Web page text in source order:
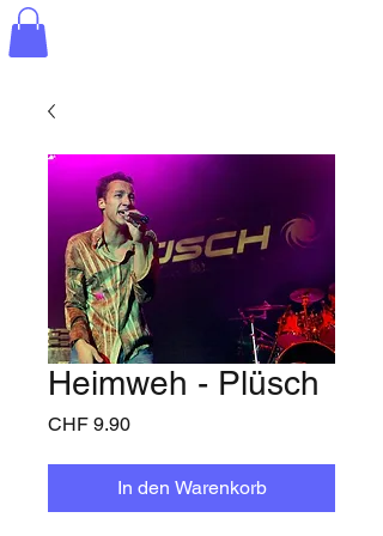
Heimweh - Plüsch
CHF 9.90Preis
In den Warenkorb